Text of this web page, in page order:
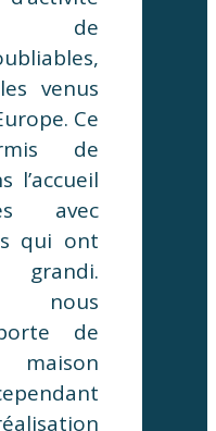
de
venus
Ce
de
l’accueil
avec
qui ont
nous
de